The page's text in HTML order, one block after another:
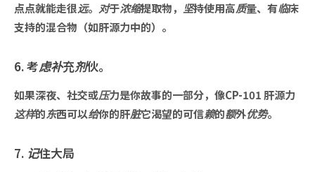
点点就能走很远。对于浓缩提取物，坚持使用高质量、有临床
支持的混合物（如肝源力中的）。
6. 考虑补充剂伙。
如果深夜、社交或压力是你故事的一部分，像CP-101 肝源力
这样的东西可以给你的肝脏它渴望的可信赖的额外优势。
7. 记住大局